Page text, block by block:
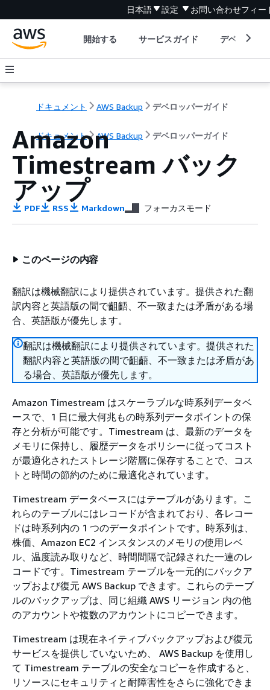
日本語 設定 お問い合わせフィー
開始する サービスガイド デベロッパ
ドキュメント AWS Backup デベロッパーガイド
ドキュメント AWS Backup デベロッパーガイド
Amazon
Timestream バック
アップ
PDF RSS Markdown フォーカスモード
このページの内容
翻訳は機械翻訳により提供されています。提供された翻
訳内容と英語版の間で齟齬、不一致または矛盾がある場
合、英語版が優先します。
翻訳は機械翻訳により提供されています。提供された
翻訳内容と英語版の間で齟齬、不一致または矛盾があ
る場合、英語版が優先します。
Amazon Timestream はスケーラブルな時系列データベ
ースで、1 日に最大何兆もの時系列データポイントの保
存と分析が可能です。Timestream は、最新のデータを
メモリに保持し、履歴データをポリシーに従ってコスト
が最適化されたストレージ階層に保存することで、コス
トと時間の節約のために最適化されています。
Timestream データベースにはテーブルがあります。こ
れらのテーブルにはレコードが含まれており、各レコー
ドは時系列内の 1 つのデータポイントです。時系列は、
株価、Amazon EC2 インスタンスのメモリの使用レベ
ル、温度読み取りなど、時間間隔で記録された一連のレ
コードです。Timestream テーブルを一元的にバックア
ップおよび復元 AWS Backup できます。これらのテーブ
ルのバックアップは、同じ組織 AWS リージョン 内の他
のアカウントや複数のアカウントにコピーできます。
Timestream は現在ネイティブバックアップおよび復元
サービスを提供していないため、 AWS Backup を使用し
て Timestream テーブルの安全なコピーを作成すると、
リソースにセキュリティと耐障害性をさらに強化できま